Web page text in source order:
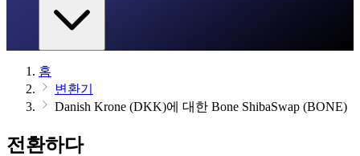
홈
변환기
Danish Krone (DKK)에 대한 Bone ShibaSwap (BONE)
전환하다